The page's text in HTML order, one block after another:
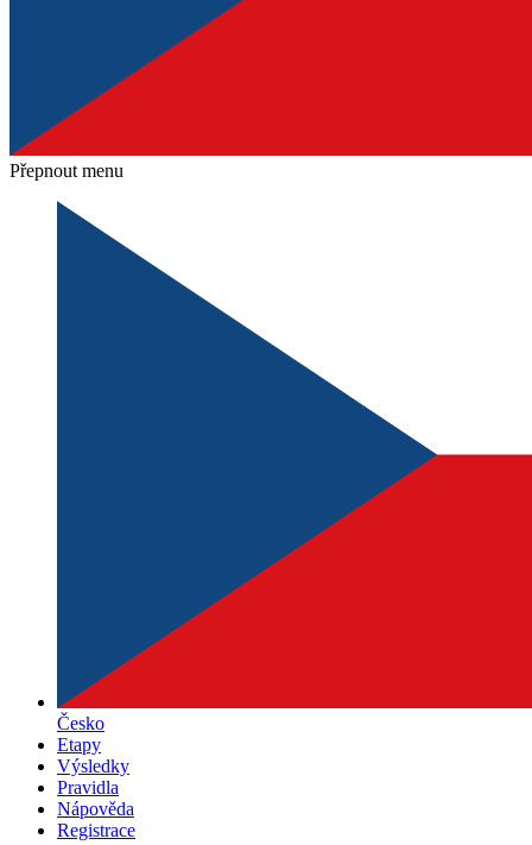
Přepnout menu
Česko
Etapy
Výsledky
Pravidla
Nápověda
Registrace